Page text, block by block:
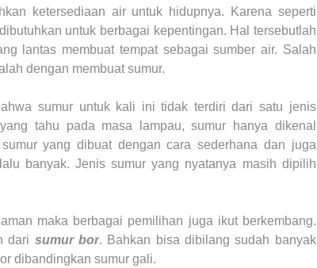
ketersediaan air untuk hidupnya. Karena seperti
untuk berbagai kepentingan. Hal tersebutlah
lantas membuat tempat sebagai sumber air. Salah
dengan membuat sumur.
sumur untuk kali ini tidak terdiri dari satu jenis
tahu pada masa lampau, sumur hanya dikenal
yang dibuat dengan cara sederhana dan juga
banyak. Jenis sumur yang nyatanya masih dipilih
maka berbagai pemilihan juga ikut berkembang.
dari sumur bor. Bahkan bisa dibilang sudah banyak
dibandingkan sumur gali.